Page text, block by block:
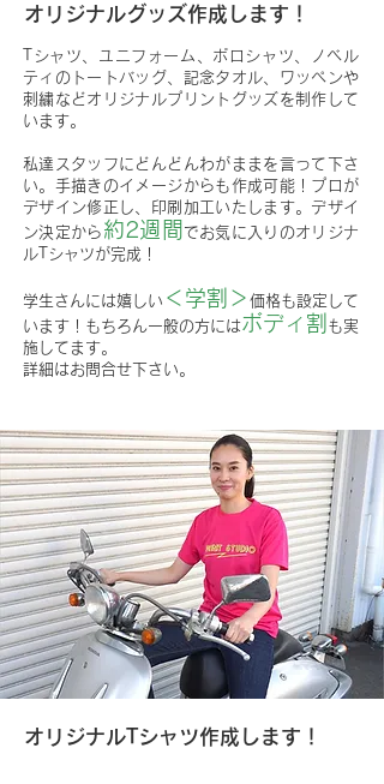
オリジナルグッズ作成します！
Tシャツ、ユニフォーム、ポロシャツ、ノベル
ティのトートバッグ、記念タオル、ワッペンや
刺繍などオリジナルプリントグッズを制作して
います。
私達スタッフにどんどんわがままを言って下さ
い。手描きのイメージからも作成可能！プロが
デザイン修正し、印刷加工いたします。デザイ
ン決定から 約2週間 でお気に入りのオリジナ
ルTシャツが完成！
学生さんには嬉しい ＜学割＞ 価格も設定して
います！もちろん一般の方にはボディ割 も実
施してます。
詳細はお問合せ下さい。
オリジナルTシャツ作成します！